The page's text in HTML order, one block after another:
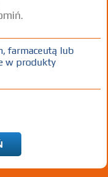
43,59 zł
farmaceutą lub
w produkty